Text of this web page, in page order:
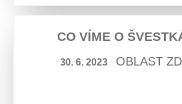
CO VÍME O
30. 6. 2023 OBLAST